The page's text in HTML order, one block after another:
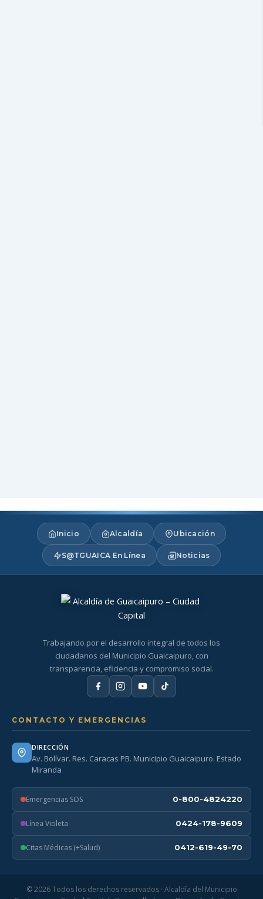
Inicio Alcaldía Ubicación
S@TGUAICA En Línea Noticias
Trabajando por el desarrollo integral de todos los
ciudadanos del Municipio Guaicaipuro, con
transparencia, eficiencia y compromiso social.
CONTACTO Y EMERGENCIAS
DIRECCIÓN
Av. Bolívar. Res. Caracas PB. Municipio Guaicaipuro. Estado
Miranda
Emergencias SOS 0-800-4824220
Línea Violeta 0424-178-9609
Citas Médicas (+Salud) 0412-619-49-70
© 2026 Todos los derechos reservados · Alcaldía del Municipio